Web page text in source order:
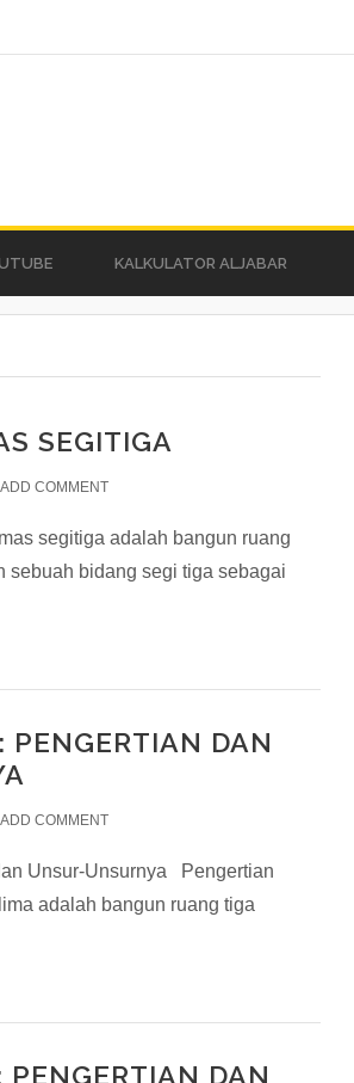
KALKULATOR ALJABAR
SEGITIGA
ADD COMMENT
segitiga adalah bangun ruang
sebuah bidang segi tiga sebagai
PENGERTIAN DAN
ADD COMMENT
Unsur-Unsurnya Pengertian
adalah bangun ruang tiga
PENGERTIAN DAN